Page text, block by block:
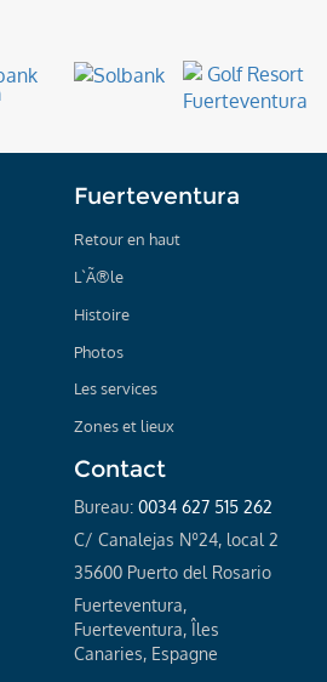
Fuerteventura
Retour en haut
L`Ã®le
Histoire
Photos
Les services
Zones et lieux
Contact
Bureau: 0034 627 515 262
C/ Canalejas Nº24, local 2
35600 Puerto del Rosario
Fuerteventura,
Fuerteventura, Îles
Canaries, Espagne